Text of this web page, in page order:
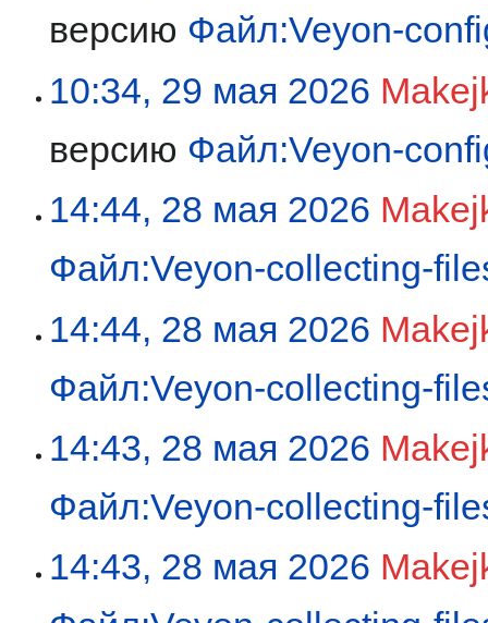
версию Файл:Veyon-
10:34, 29 мая 2026
версию Файл:Veyon-
14:44, 28 мая 2026
Файл:Veyon-collecting-
14:44, 28 мая 2026
Файл:Veyon-collecting-
14:43, 28 мая 2026
Файл:Veyon-collecting-
14:43, 28 мая 2026